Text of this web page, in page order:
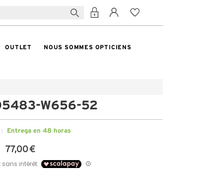
OUTLET NOUS SOMMES OPTICIENS
W656-52
: Entrega en 48 horas
77,00 €